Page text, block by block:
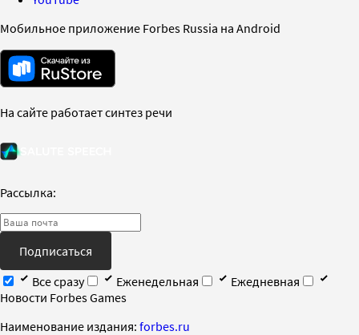
Мобильное приложение Forbes Russia на Android
На сайте работает синтез речи
Рассылка:
Подписаться
Все сразу
Еженедельная
Ежедневная
Новости Forbes Games
Наименование издания: forbes.ru